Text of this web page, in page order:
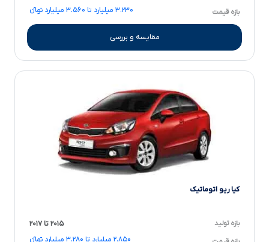
بازه قیمت ۳.۲۳۰ میلیارد تا ۳.۵۶۰ میلیارد تومانءءء
مقایسه و بررسی
کیا ریو اتوماتیک
بازه تولید ۲۰۱۵ تا ۲۰۱۷
۲.۸۵۰ میلیارد تا ۳.۲۸۰ میلیارد تومانءءء